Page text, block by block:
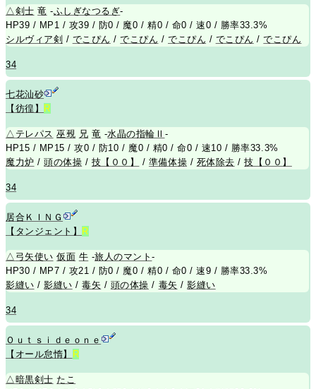
△剣士 竜 -ふしぎなつるぎ-
HP39 / MP1 / 攻39 / 防0 / 魔0 / 精0 / 命0 / 速0 / 勝率33.3%
シルヴィア剣 / でこぴん /でこぴん / でこぴん / でこぴん /でこぴん
34
七花汕砂
【彷徨】 R
△ テレパス 巫覡 兄 竜 -水晶の指輪Ⅱ -
HP15 / MP15 / 攻0 / 防10 / 魔0 / 精0 / 命0 / 速10 / 勝率33.3%
魔力炉 /頭の体操 / 技【００】 / 準備体操 / 死体除去 /技【００】
34
居合ＫＩＮＧ
【タンジェント】 R
△ 弓矢使い 仮面 牛 -旅人のマント-
HP30 / MP7 / 攻21 / 防0 / 魔0 / 精0 / 命0 / 速9 / 勝率33.3%
影縫い /影縫い /毒矢 / 頭の体操 / 毒矢 /影縫い
34
Ｏｕｔｓｉｄｅｏｎｅ
【オール怠惰】 R
△ 暗黒剣士 たこ